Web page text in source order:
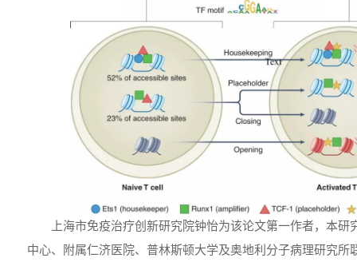
上海市免疫治疗创新研究院钟怡为该论文第一作者，本
中心、附属仁济医院、普林斯顿大学及奥地利分子病理研究所